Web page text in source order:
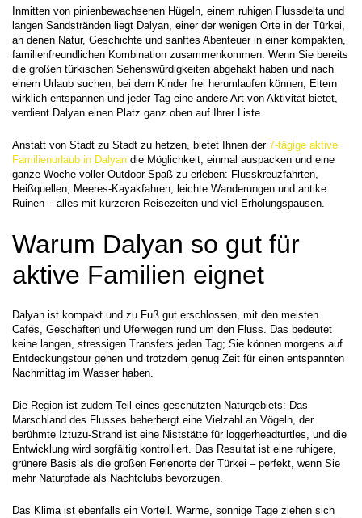
Inmitten von pinienbewachsenen Hügeln, einem ruhigen Flussdelta und
langen Sandstränden liegt Dalyan, einer der wenigen Orte in der Türkei,
an denen Natur, Geschichte und sanftes Abenteuer in einer kompakten,
familienfreundlichen Kombination zusammenkommen. Wenn Sie bereits
die großen türkischen Sehenswürdigkeiten abgehakt haben und nach
einem Urlaub suchen, bei dem Kinder frei herumlaufen können, Eltern
wirklich entspannen und jeder Tag eine andere Art von Aktivität bietet,
verdient Dalyan einen Platz ganz oben auf Ihrer Liste.
Anstatt von Stadt zu Stadt zu hetzen, bietet Ihnen der 7-tägige aktive
Familienurlaub in Dalyan die Möglichkeit, einmal auspacken und eine
ganze Woche voller Outdoor-Spaß zu erleben: Flusskreuzfahrten,
Heißquellen, Meeres-Kayakfahren, leichte Wanderungen und antike
Ruinen – alles mit kürzeren Reisezeiten und viel Erholungspausen.
Warum Dalyan so gut für
aktive Familien eignet
Dalyan ist kompakt und zu Fuß gut erschlossen, mit den meisten
Cafés, Geschäften und Uferwegen rund um den Fluss. Das bedeutet
keine langen, stressigen Transfers jeden Tag; Sie können morgens auf
Entdeckungstour gehen und trotzdem genug Zeit für einen entspannten
Nachmittag im Wasser haben.
Die Region ist zudem Teil eines geschützten Naturgebiets: Das
Marschland des Flusses beherbergt eine Vielzahl an Vögeln, der
berühmte Iztuzu-Strand ist eine Niststätte für loggerheadturtles, und die
Entwicklung wird sorgfältig kontrolliert. Das Resultat ist eine ruhigere,
grünere Basis als die großen Ferienorte der Türkei – perfekt, wenn Sie
mehr Naturpfade als Nachtclubs bevorzugen.
Das Klima ist ebenfalls ein Vorteil. Warme, sonnige Tage ziehen sich